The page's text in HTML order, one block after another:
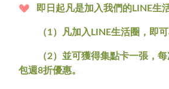
即日起凡是加入我們的LINE生
（1） 凡加入LINE生活圈，即
（2）並可獲得集點卡一張，每
包週8折優惠。